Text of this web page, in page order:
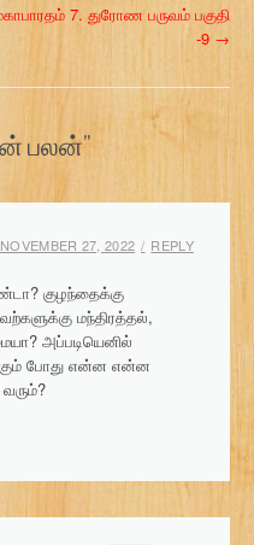
7. துரோண பருவம் பகுதி
-9 →
பலன்”
NOVEMBER 27, 2022 REPLY
குழந்தைக்கு
மந்திரத்தல்,
அப்படியெனில்
போது என்ன என்ன